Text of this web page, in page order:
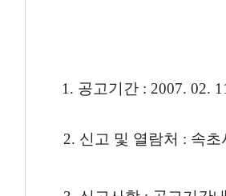
1. 공고기간 : 2007. 02.
2. 신고 및 열람처 : 속